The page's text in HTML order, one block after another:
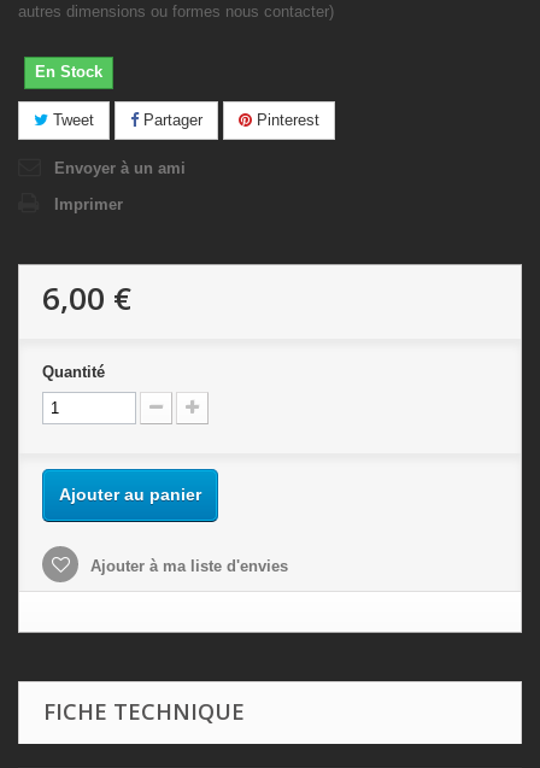
autres dimensions ou formes nous contacter)
En Stock
Tweet Partager Pinterest
Envoyer à un ami
Imprimer
6,00 €
Quantité
Ajouter au panier
Ajouter à ma liste d'envies
FICHE TECHNIQUE